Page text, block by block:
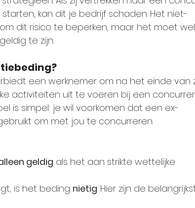
kan dit je bedrijf schaden. Het niet-
dit risico te beperken, maar het moet wel
te zijn.
een werknemer om na het einde van
activiteiten uit te voeren bij een
is simpel: je wil voorkomen dat een ex-
om met jou te concurreren.
geldig als het aan strikte wettelijke
is het beding nietig. Hier zijn de